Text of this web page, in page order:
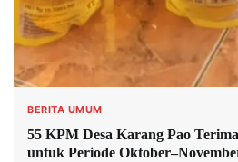
BERITA UMUM
55 KPM Desa Karang Pao
untuk Periode